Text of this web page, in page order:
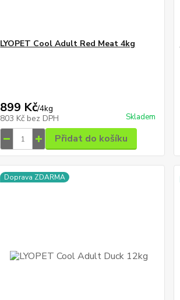
LYOPET Cool Adult Red Meat 4kg
899 Kč/4kg
803 Kč bez DPH Skladem
Přidat do košíku
Doprava ZDARMA